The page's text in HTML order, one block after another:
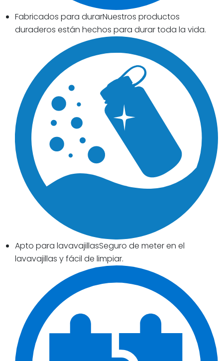
Fabricados para durarNuestros productos
duraderos están hechos para durar toda la vida.
Apto para lavavajillasSeguro de meter en el
lavavajillas y fácil de limpiar.